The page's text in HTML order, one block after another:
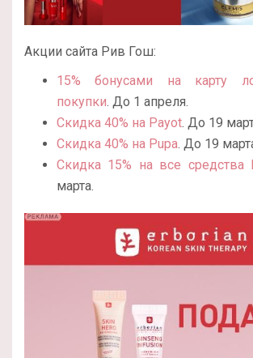
Акции сайта Рив Гош:
15% бонусами на карту
покупки. До 1 апреля.
Скидка 40% на Payot. До 19
Скидка 40% на Pupa. До 19
Скидка 15% на все средства
марта.